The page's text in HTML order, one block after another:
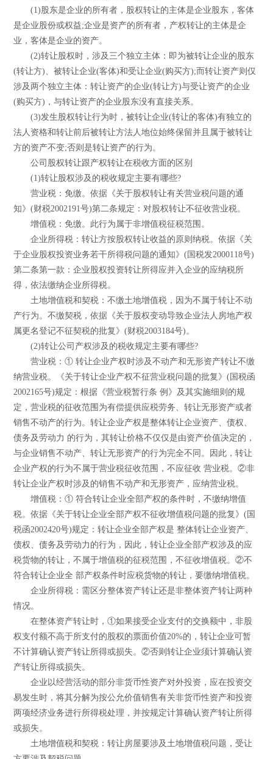
(1)股东是企业的所有者，股权转让的主体是企业股东，客体
是企业股份或权益;企业是资产的所有者，产权转让的主体是企
业，客体是企业的资产。
(2)转让股权时，涉及三个独立主体：即为被转让企业的股东
(转让方)、被转让企业(客体)和受让企业(购买方);而转让资产则仅
涉及两个独立主体：转让资产的企业(转让方)与受让资产的企业
(购买方)，与转让资产的企业股东没有直接关系。
(3)发生股权转让行为时，被转让企业(转让的客体)有独立的
法人资格和转让前后被转让方法人地位始终保留并且属于被转让
方的资产不变;否则是转让资产的行为。
公司股权转让跟产权转让在税收方面的区别
(1)转让股权涉及的税收规定主要有哪些?
营业税：免缴。依据《关于股权转让有关营业税问题的通
知》(财税2002191号)第二条规定：对股权转让不征收营业税。
增值税：免缴。此行为属于非增值税征税范围。
企业所得税：转让方按股权转让收益的原则纳税。依据《关
于企业股权投资业务若干所得税问题的通知》(国税发2000118号)
第二条第一款：企业股权投资转让所得应并入企业的应纳税所
得，依法缴纳企业所得税。
土地增值税和契税：不缴土地增值税，因为不属于转让不动
产行为。不缴契税，依据《关于股权变动导致企业法人房地产权
属更名登记不征契税的批复》(财税2003184号)。
(2)转让公司产权涉及的税收规定主要有哪些?
营业税：① 转让企业产权时涉及不动产和无形资产转让不缴
纳营业税。《关于转让企业产权不征营业税问题的批复》(国税函
2002165号)规定：根据《营业税暂行条 例》及其实施细则的规
定，营业税的征收范围为有偿提供应税劳务、转让无形资产或者
销售不动产的行为。转让企业产权是整体转让企业资产、债权、
债务及劳动力 的行为，其转让价格不仅仅是由资产价值决定的，
与企业销售不动产、转让无形资产的行为完全不同。因此，转让
企业产权的行为不属于营业税征收范围，不应征收 营业税。②非
转让企业产权时涉及的销售不动产和无形资产，应纳营业税。
增值税：① 符合转让企业全部产权的条件时，不缴纳增值
税。依据《关于转让企业全部产权不征收增值税问题的批复》(国
税函2002420号)规定：转让企业全部产权是 整体转让企业资产、
债权、债务及劳动力的行为，因此，转让企业全部产权涉及的应
税货物的转让，不属于增值税的征税范围，不征收增值税。②不
符合转让企业全 部产权条件时应税货物的转让，要缴纳增值税。
企业所得税：需区分整体资产转让还是非整体资产转让两种
情况。
在整体资产转让时，①如果接受企业支付的交换额中，非股
权支付额不高于所支付的股权的票面价值20%的，转让企业可暂
不计算确认资产转让所得或损失。②否则转让企业须计算确认资
产转让所得或损失。
企业以经营活动的部分非货币性资产对外投资，应在投资交
易发生时，将其分解为按公允价值销售有关非货币性资产和投资
两项经济业务进行所得税处理，并按规定计算确认资产转让所得
或损失。
土地增值税和契税：转让房屋要涉及土地增值税问题，受让